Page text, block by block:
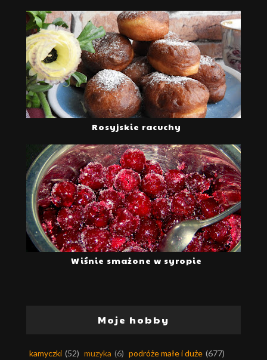
Rosyjskie racuchy
Wiśnie smażone w syropie
Moje hobby
kamyczki (52) muzyka (6) podróże małe i duże (677)